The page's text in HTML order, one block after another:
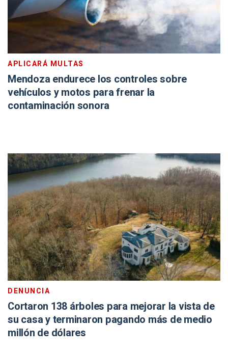
APLICARÁ MULTAS
Mendoza endurece los controles sobre
vehículos y motos para frenar la
contaminación sonora
DENUNCIA
Cortaron 138 árboles para mejorar la vista de
su casa y terminaron pagando más de medio
millón de dólares